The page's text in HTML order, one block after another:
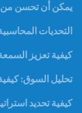
يمكن أن تحسن من
التحديات
كيفية تعزيز
تحليل السوق:
كيفية تحديد